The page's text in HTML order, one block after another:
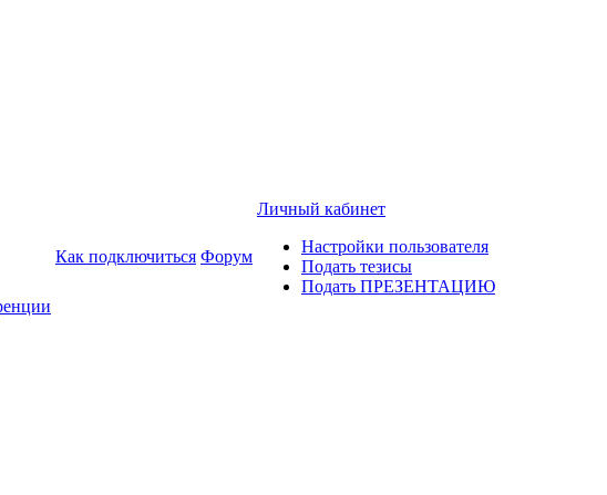
Как подключиться Форум
Личный кабинет
Настройки пользователя
Подать тезисы
Подать ПРЕЗЕНТАЦИЮ